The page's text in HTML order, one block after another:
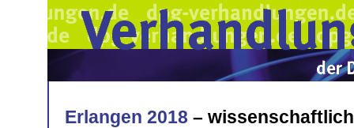
Erlangen 2018 –